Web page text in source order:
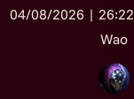
04/08/2026 | 26:22
Wao